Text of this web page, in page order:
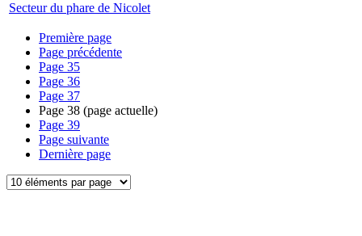
Secteur du phare de Nicolet
Première page
Page précédente
Page 35
Page 36
Page 37
Page 38 (page actuelle)
Page 39
Page suivante
Dernière page